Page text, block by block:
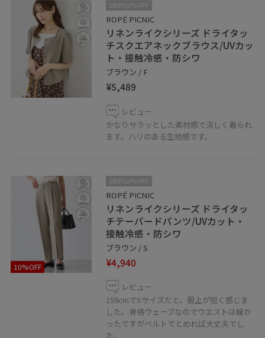
2BUY10%OFF
ROPÉ PICNIC
リネンライクシリーズ ドライタッ
チスクエアネックブラウス/UVカッ
ト・接触冷感・防シワ
ブラウン / F
¥5,489
レビュー
かなりサラッとした素材感で涼しく着られ
ます。ハリのある生地感です。
10%OFF
2BUY10%OFF
ROPÉ PICNIC
リネンライクシリーズ ドライタッ
チテーパードパンツ/UVカット・
接触冷感・防シワ
ブラウン / S
¥4,940
レビュー
159cmでSサイズだと、股上が短く感じま
した。骨格ウェーブなのでウエストは緩か
ったですがベルトでとめれば大丈夫でし
た。